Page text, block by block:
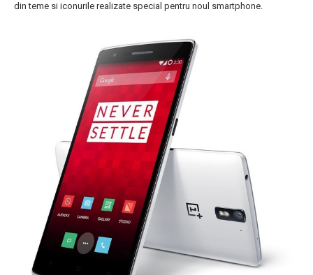
din teme si iconurile realizate special pentru noul smartphone.